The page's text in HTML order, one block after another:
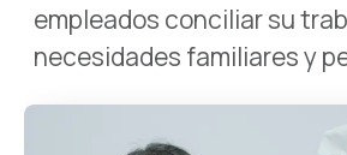
empleados conciliar su
necesidades familiares y